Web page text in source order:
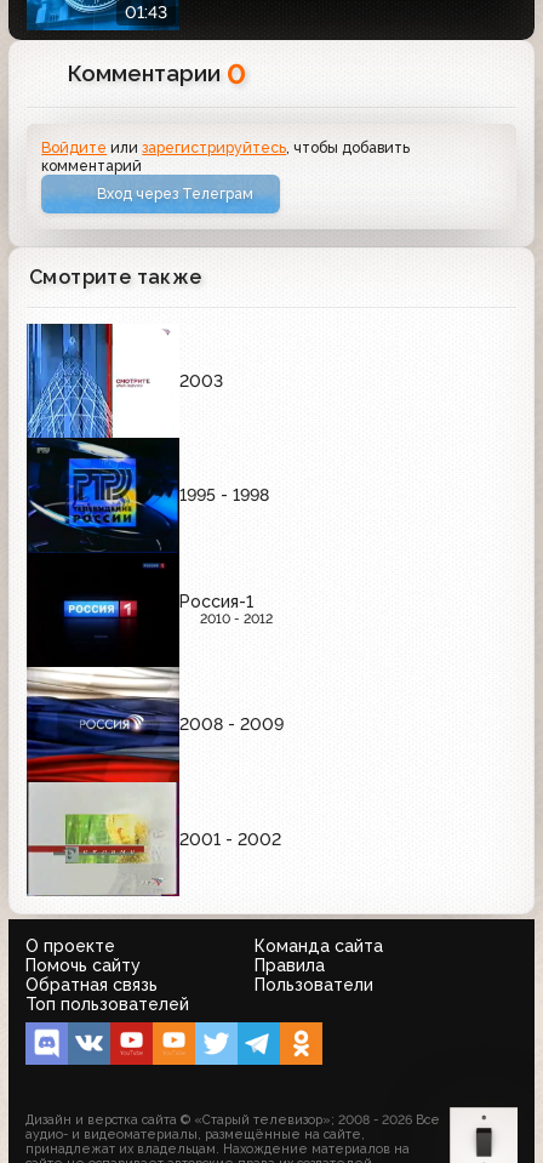
01:43
Комментарии 0
Войдите илизарегистрируйтесь, чтобы добавить
комментарий
Вход через Телеграм
Смотрите также
2003
1995 - 1998
Россия-1
2010 - 2012
2008 - 2009
2001 - 2002
О проекте
Команда сайта
Помочь сайту
Правила
Обратная связь
Пользователи
Топ пользователей
Дизайн и верстка сайта © «Старый телевизор»; 2008 - 2026 Все
аудио- и видеоматериалы, размещённые на сайте,
принадлежат их владельцам. Нахождение материалов на